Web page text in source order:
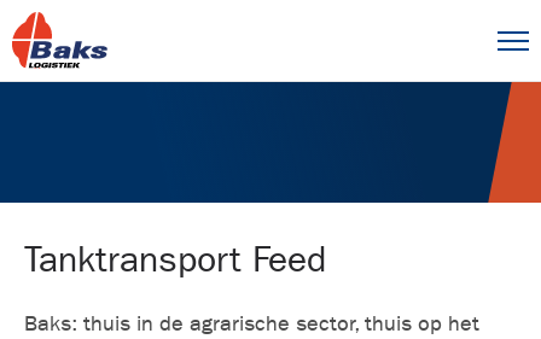
Tanktransport Feed
Baks: thuis in de agrarische sector, thuis op het